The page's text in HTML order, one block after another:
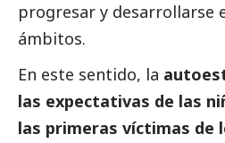
progresar y desarrollarse
ámbitos.
En este sentido, la
las expectativas de las
las primeras víctimas de